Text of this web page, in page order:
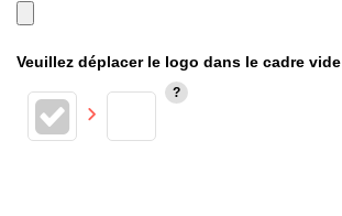
Veuillez déplacer le logo dans le cadre vide